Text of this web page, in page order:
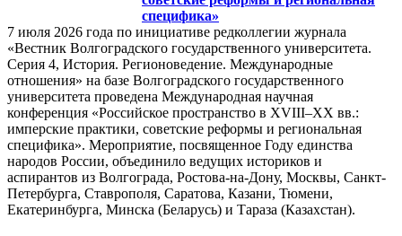
специфика»
7 июля 2026 года по инициативе редколлегии журнала
«Вестник Волгоградского государственного университета.
Серия 4, История. Регионоведение. Международные
отношения» на базе Волгоградского государственного
университета проведена Международная научная
конференция «Российское пространство в XVIII–XX вв.:
имперские практики, советские реформы и региональная
специфика». Мероприятие, посвященное Году единства
народов России, объединило ведущих историков и
аспирантов из Волгограда, Ростова-на-Дону, Москвы, Санкт-
Петербурга, Ставрополя, Саратова, Казани, Тюмени,
Екатеринбурга, Минска (Беларусь) и Тараза (Казахстан).